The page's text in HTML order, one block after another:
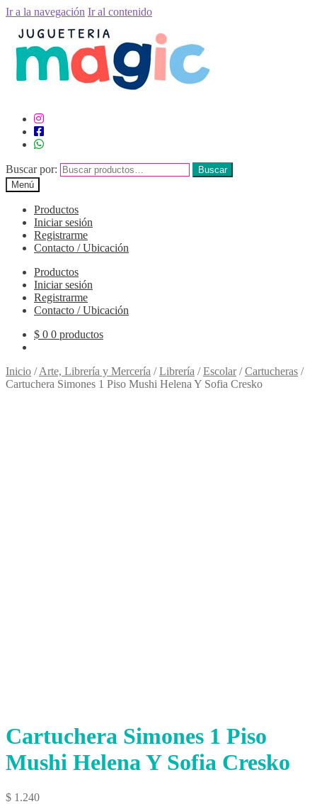
Ir a la navegación Ir al contenido
Buscar por:
Buscar
Menú
Productos
Iniciar sesión
Registrarme
Contacto / Ubicación
Productos
Iniciar sesión
Registrarme
Contacto / Ubicación
$ 0 0 productos
Inicio /Arte, Librería y Mercería /Librería /Escolar/Cartucheras /
Cartuchera Simones 1 Piso Mushi Helena Y Sofia Cresko
Cartuchera Simones 1 Piso
Mushi Helena Y Sofia Cresko
$ 1.240